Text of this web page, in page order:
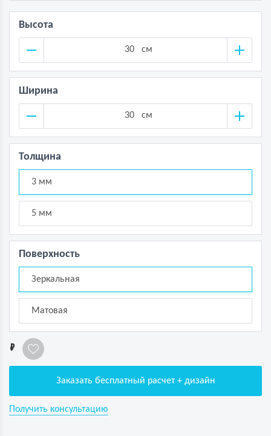
Высота
см
Ширина
см
Толщина
3 мм
5 мм
Поверхность
Зеркальная
Матовая
1
Заказать бесплатный расчет + дизайн
Получить консультацию